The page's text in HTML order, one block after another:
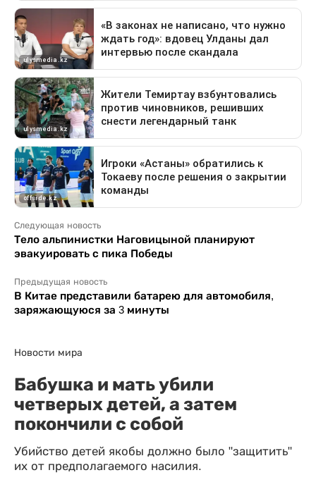
Следующая новость
Тело альпинистки Наговицыной планируют
эвакуировать с пика Победы
Предыдущая новость
В Китае представили батарею для автомобиля,
заряжающуюся за 3 минуты
Новости мира
Бабушка и мать убили
четверых детей, а затем
покончили с собой
Убийство детей якобы должно было "защитить"
их от предполагаемого насилия.